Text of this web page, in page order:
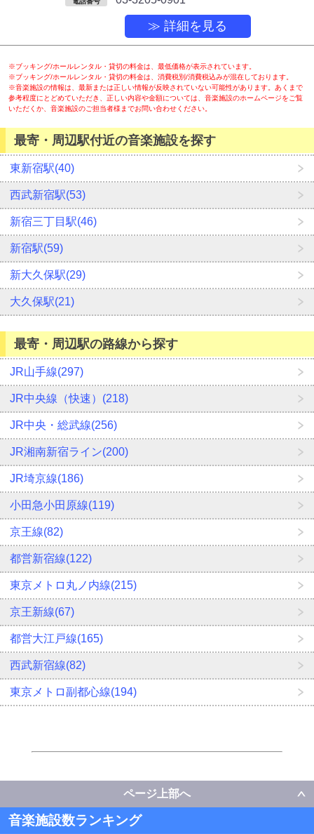
≫ 詳細を見る
※ブッキング/ホールレンタル・貸切の料金は、最低価格が表示されています。
※ブッキング/ホールレンタル・貸切の料金は、消費税別/消費税込みが混在しております。
※音楽施設の情報は、最新または正しい情報が反映されていない可能性があります。あくまで
参考程度にとどめていただき、正しい内容や金額については、音楽施設のホームページをご覧
いただくか、音楽施設のご担当者様までお問い合わせください。
最寄・周辺駅付近の音楽施設を探す
東新宿駅(40)
西武新宿駅(53)
新宿三丁目駅(46)
新宿駅(59)
新大久保駅(29)
大久保駅(21)
最寄・周辺駅の路線から探す
JR山手線(297)
JR中央線（快速）(218)
JR中央・総武線(256)
JR湘南新宿ライン(200)
JR埼京線(186)
小田急小田原線(119)
京王線(82)
都営新宿線(122)
東京メトロ丸ノ内線(215)
京王新線(67)
都営大江戸線(165)
西武新宿線(82)
東京メトロ副都心線(194)
ページ上部へ
音楽施設数ランキング